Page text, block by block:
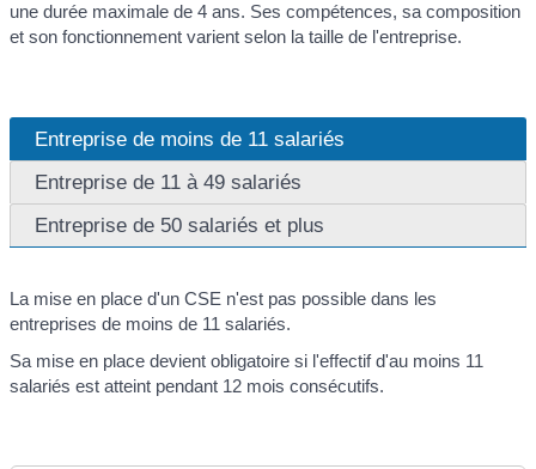
une durée maximale de 4 ans. Ses compétences, sa composition
et son fonctionnement varient selon la taille de l'entreprise.
Entreprise de moins de 11 salariés
Entreprise de 11 à 49 salariés
Entreprise de 50 salariés et plus
La mise en place d'un CSE n'est pas possible dans les
entreprises de moins de 11 salariés.
Sa mise en place devient obligatoire si l'effectif d'au moins 11
salariés est atteint pendant 12 mois consécutifs.